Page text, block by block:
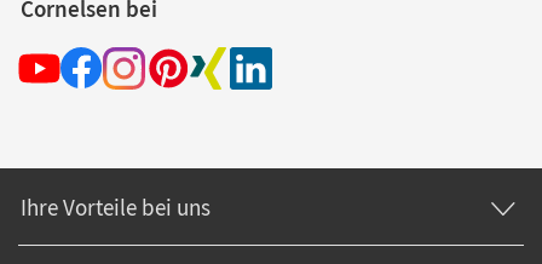
Cornelsen bei
Ihre Vorteile bei uns